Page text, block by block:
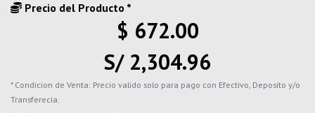
Precio del Producto *
$ 672.00
S/ 2,304.96
* Condicion de Venta: Precio valido solo para pago con Efectivo, Deposito y/o
Transferecia.